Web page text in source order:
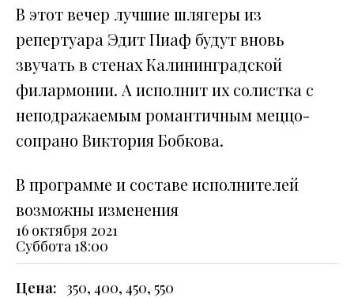
В этот вечер лучшие шлягеры из
репертуара Эдит Пиаф будут вновь
звучать в стенах Калининградской
филармонии. А исполнит их солистка с
неподражаемым романтичным меццо-
сопрано Виктория Бобкова.
В программе и составе исполнителей
возможны изменения
16 октября 2021
Суббота 18:00
Цена: 350, 400, 450, 550